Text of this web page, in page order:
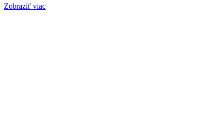
Zobraziť viac